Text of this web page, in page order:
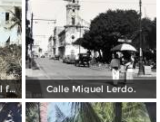
Hotel Diligencias por el fotografo Walter E Hadsell. ( Circulada el 17 de Febrero de 1914 ). Calle Miguel Lerdo.